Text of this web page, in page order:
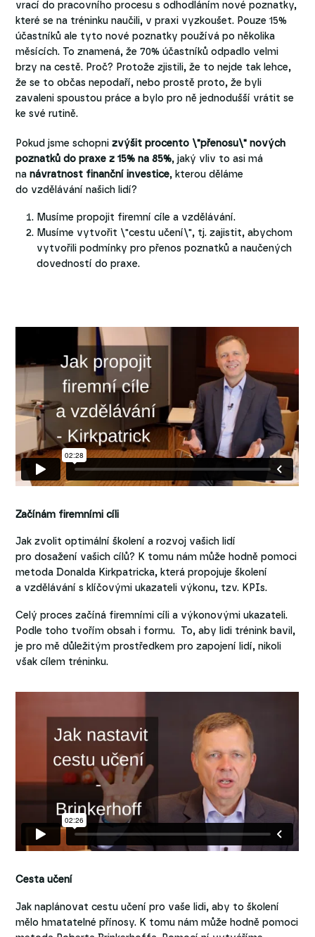
vrací do pracovního procesu s odhodláním nové poznatky,
které se na tréninku naučili, v praxi vyzkoušet. Pouze 15%
účastníků ale tyto nové poznatky používá po několika
měsících. To znamená, že 70% účastníků odpadlo velmi
brzy na cestě. Proč? Protože zjistili, že to nejde tak lehce,
že se to občas nepodaří, nebo prostě proto, že byli
zavaleni spoustou práce a bylo pro ně jednodušší vrátit se
ke své rutině.
Pokud jsme schopnizvýšit procento \"přenosu\" nových
poznatků do praxe z 15% na 85%, jaký vliv to asi má
nanávratnost finanční investice, kterou děláme
do vzdělávání našich lidí?
Musíme propojit firemní cíle a vzdělávání.
Musíme vytvořit \"cestu učení\", tj. zajistit, abychom
vytvořili podmínky pro přenos poznatků a naučených
dovedností do praxe.
Začínám firemními cíli
Jak zvolit optimální školení a rozvoj vašich lidí
pro dosažení vašich cílů? K tomu nám může hodně pomoci
metoda Donalda Kirkpatricka, která propojuje školení
a vzdělávání s klíčovými ukazateli výkonu, tzv. KPIs.
Celý proces začíná firemními cíli a výkonovými ukazateli.
Podle toho tvořím obsah i formu. To, aby lidi trénink bavil,
je pro mě důležitým prostředkem pro zapojení lidí, nikoli
však cílem tréninku.
Cesta učení
Jak naplánovat cestu učení pro vaše lidi, aby to školení
mělo hmatatelné přínosy. K tomu nám může hodně pomoci